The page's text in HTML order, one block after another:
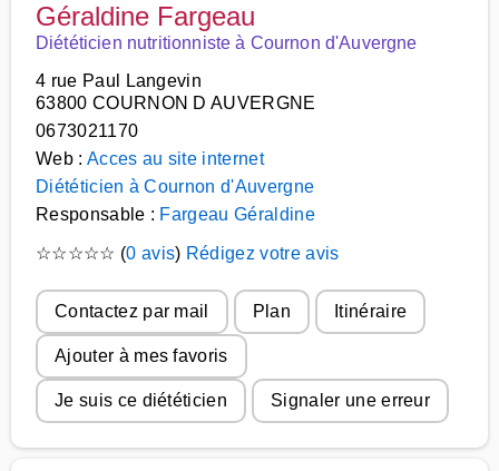
Géraldine Fargeau
Diététicien nutritionniste à Cournon d'Auvergne
4 rue Paul Langevin
63800 COURNON D AUVERGNE
0673021170
Web : Acces au site internet
Diététicien à Cournon d'Auvergne
Responsable : Fargeau Géraldine
☆☆☆☆☆ (0 avis) Rédigez votre avis
Contactez par mail Plan Itinéraire
Ajouter à mes favoris
Je suis ce diététicien Signaler une erreur